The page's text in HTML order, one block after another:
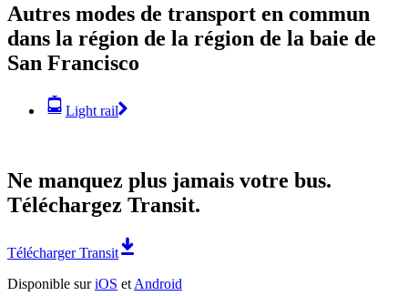
Autres modes de transport en commun
dans la région de la région de la baie de
San Francisco
Light rail
Ne manquez plus jamais votre bus.
Téléchargez Transit.
Télécharger Transit
Disponible suriOS et Android